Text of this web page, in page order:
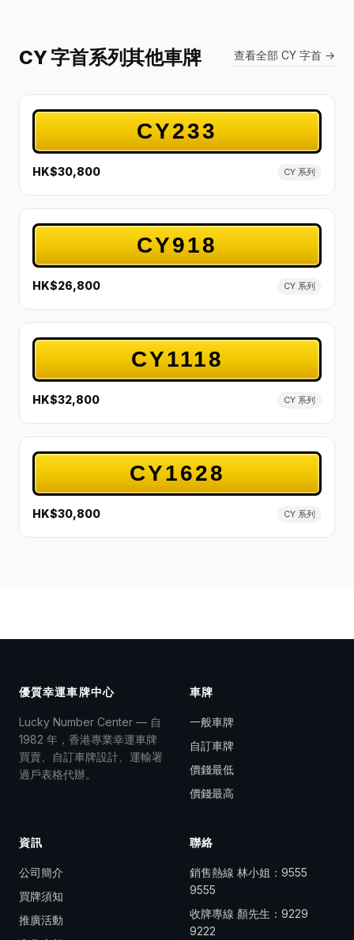
CY 字首系列其他車牌 查看全部 CY 字首 →
CY233
HK$30,800 CY 系列
CY918
HK$26,800 CY 系列
CY1118
HK$32,800 CY 系列
CY1628
HK$30,800 CY 系列
優質幸運車牌中心
Lucky Number Center — 自
1982 年，香港專業幸運車牌
買賣、自訂車牌設計、運輸署
過戶表格代辦。
車牌
一般車牌
自訂車牌
價錢最低
價錢最高
資訊
公司簡介
買牌須知
推廣活動
聯絡
銷售熱線 林小姐： 9555
9555
收牌專線 顏先生： 9229
9222